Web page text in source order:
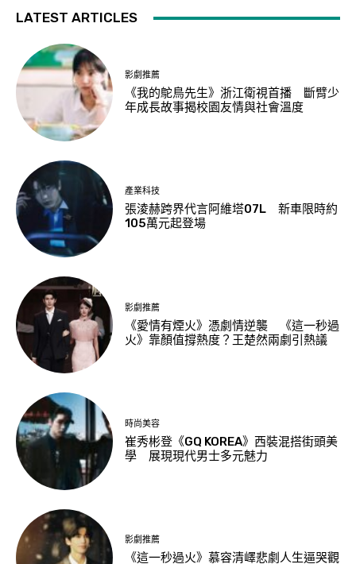
LATEST ARTICLES
影劇推薦
《我的鴕鳥先生》浙江衛視首播 斷臂少
年成長故事揭校園友情與社會溫度
產業科技
張淩赫跨界代言阿維塔07L 新車限時約
105萬元起登場
影劇推薦
《愛情有煙火》憑劇情逆襲 《這一秒過
火》靠顏值撐熱度？王楚然兩劇引熱議
時尚美容
崔秀彬登《GQ KOREA》西裝混搭街頭美
學 展現現代男士多元魅力
影劇推薦
《這一秒過火》慕容清嶧悲劇人生逼哭觀